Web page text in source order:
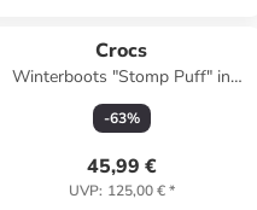
Crocs
Winterboots "Stomp Puff" in
Schwarz
-63%
45,99 €
UVP: 125,00 €*